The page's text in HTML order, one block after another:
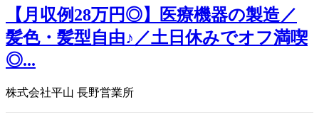
【月収例28万円◎】医療機器の製造／
髪色・髪型自由♪／土日休みでオフ満喫
◎...
株式会社平山 長野営業所